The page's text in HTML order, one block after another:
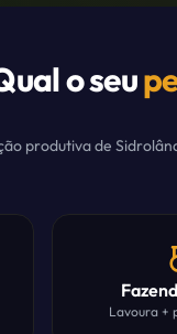
o seu
produtiva de
Lavoura +